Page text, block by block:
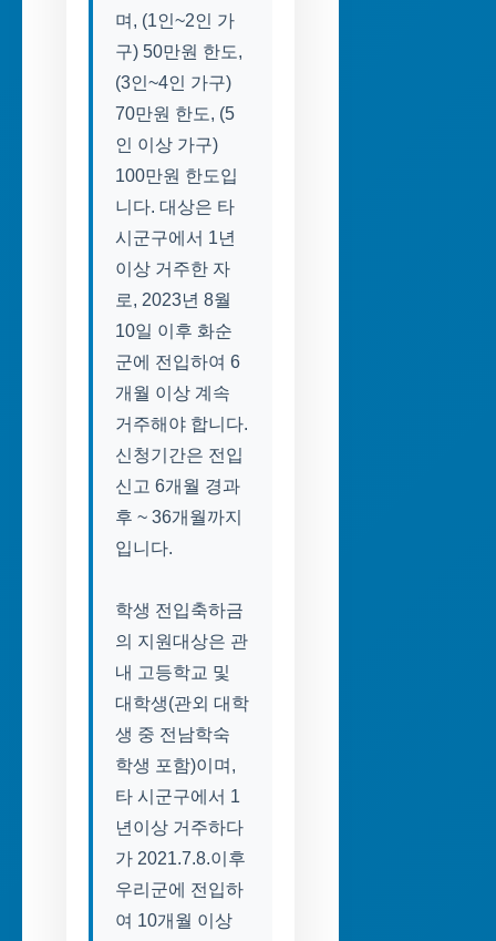
며, (1인~2인 가
구) 50만원 한도,
(3인~4인 가구)
70만원 한도, (5
인 이상 가구)
100만원 한도입
니다. 대상은 타
시군구에서 1년
이상 거주한 자
로, 2023년 8월
10일 이후 화순
군에 전입하여 6
개월 이상 계속
거주해야 합니다.
신청기간은 전입
신고 6개월 경과
후 ~ 36개월까지
입니다.
학생 전입축하금
의 지원대상은 관
내 고등학교 및
대학생(관외 대학
생 중 전남학숙
학생 포함)이며,
타 시군구에서 1
년이상 거주하다
가 2021.7.8.이후
우리군에 전입하
여 10개월 이상